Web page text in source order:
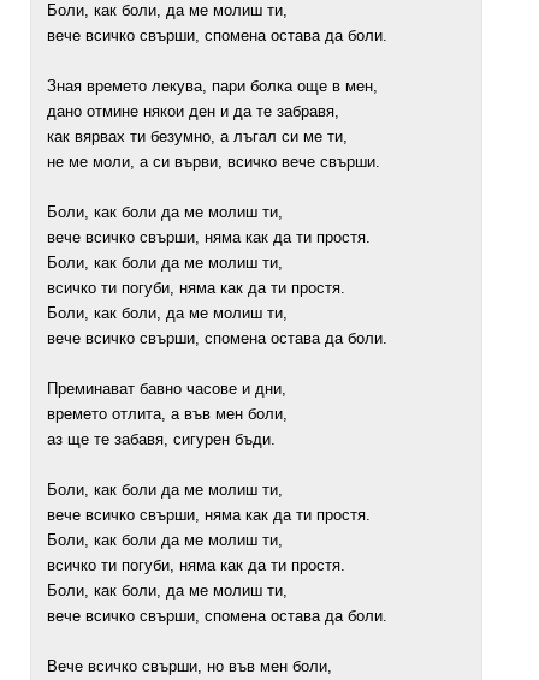
Боли, как боли, да ме молиш ти,
вече всичко свърши, спомена остава да боли.
Зная времето лекува, пари болка още в мен,
дано отмине някои ден и да те забравя,
как вярвах ти безумно, а лъгал си ме ти,
не ме моли, а си върви, всичко вече свърши.
Боли, как боли да ме молиш ти,
вече всичко свърши, няма как да ти простя.
Боли, как боли да ме молиш ти,
всичко ти погуби, няма как да ти простя.
Боли, как боли, да ме молиш ти,
вече всичко свърши, спомена остава да боли.
Преминават бавно часове и дни,
времето отлита, а във мен боли,
аз ще те забавя, сигурен бъди.
Боли, как боли да ме молиш ти,
вече всичко свърши, няма как да ти простя.
Боли, как боли да ме молиш ти,
всичко ти погуби, няма как да ти простя.
Боли, как боли, да ме молиш ти,
вече всичко свърши, спомена остава да боли.
Вече всичко свърши, но във мен боли,